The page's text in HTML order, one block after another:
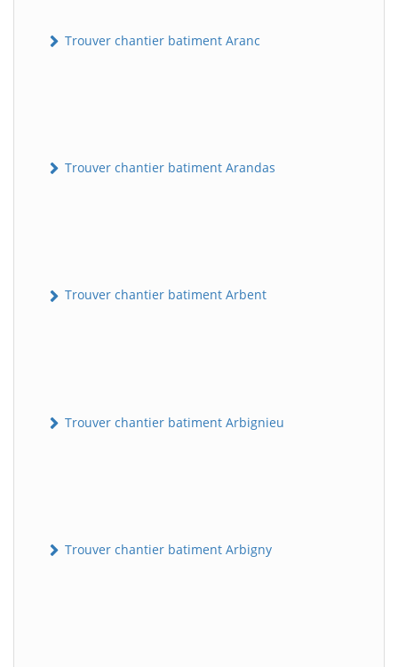
Trouver chantier batiment Aranc
Trouver chantier batiment Arandas
Trouver chantier batiment Arbent
Trouver chantier batiment Arbignieu
Trouver chantier batiment Arbigny